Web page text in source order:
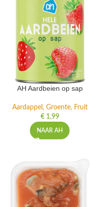
AH Aardbeien op sap
Aardappel, Groente, Fruit
€1,99
NAAR AH